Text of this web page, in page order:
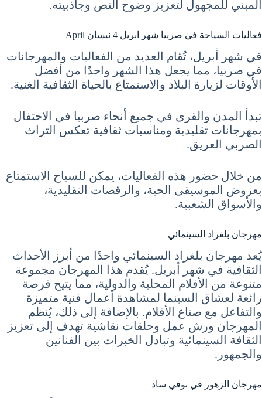
المبني للمجهول لتعزيز وضوح النص وجاذبيته.
فعاليات السياحة في صربيا شهر ابريل 4 نيسان April
في شهر أبريل، تُقام العديد من الفعاليات والمهرجانات
في صربيا، مما يجعل هذا الشهر واحدًا من أفضل
الأوقات لزيارة البلاد والاستمتاع بالحياة الثقافية الغنية.
تبدأ المدن والقرى في جميع أنحاء صربيا في الاحتفال
بمهرجانات تقليدية ومناسبات ثقافية تعكس التراث
الصربي العريق.
من خلال حضور هذه الفعاليات، يمكن للسياح الاستمتاع
بعروض الموسيقى الحية، والرقصات التقليدية،
والأسواق الشعبية.
مهرجان بلغراد السينمائي
يُعد مهرجان بلغراد السينمائي واحدًا من أبرز الأحداث
الثقافية في شهر أبريل. يُقدم هذا المهرجان مجموعة
متنوعة من الأفلام المحلية والدولية، مما يتيح فرصة
رائعة لعشاق السينما لمشاهدة أعمال فنية متميزة
والتفاعل مع صناع الأفلام. بالإضافة إلى ذلك، يُنظم
المهرجان ورش عمل وحلقات نقاشية تهدف إلى تعزيز
الثقافة السينمائية وتبادل الخبرات بين الفنانين
والجمهور.
مهرجان الزهور في نوفي ساد